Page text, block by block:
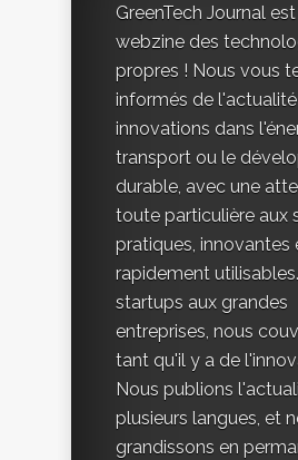
GreenTech Journal
webzine des
propres ! Nous vous
informés de
innovations dans
transport ou le
durable, avec une
toute particulière aux
pratiques, innovantes
rapidement
startups aux grandes
entreprises, nous
tant qu'il y a de
Nous publions
plusieurs langues, et
grandissons en